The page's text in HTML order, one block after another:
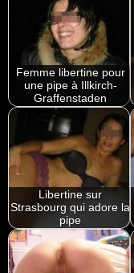
Femme libertine pour
une pipe à Illkirch-
Graffenstaden
Libertine sur
Strasbourg qui adore la
pipe